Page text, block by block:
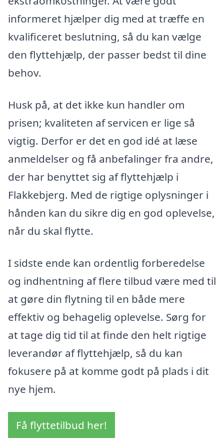
informeret hjælper dig med at træffe en
kvalificeret beslutning, så du kan vælge
den flyttehjælp, der passer bedst til dine
behov.
Husk på, at det ikke kun handler om
prisen; kvaliteten af servicen er lige så
vigtig. Derfor er det en god idé at læse
anmeldelser og få anbefalinger fra andre,
der har benyttet sig af flyttehjælp i
Flakkebjerg. Med de rigtige oplysninger i
hånden kan du sikre dig en god oplevelse,
når du skal flytte.
I sidste ende kan ordentlig forberedelse
og indhentning af flere tilbud være med til
at gøre din flytning til en både mere
effektiv og behagelig oplevelse. Sørg for
at tage dig tid til at finde den helt rigtige
leverandør af flyttehjælp, så du kan
fokusere på at komme godt på plads i dit
nye hjem.
Få flyttetilbud her!